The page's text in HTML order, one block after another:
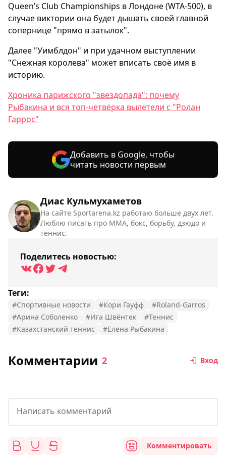
Диас Кульмухаметов
На сайте Sportarena.kz работаю больше двух лет.
Люблю писать про ММА, бокс, борьбу, дзюдо и
теннис.
Поделитесь новостью:
Теги:
#Спортивные новости #Кори Гауфф
#Roland-Garros
#Арина Соболенко
#Ига Швёнтек
#Теннис
#Казахстанский теннис
#Елена Рыбакина
Queen’s Club Championships в Лондоне (WTA-500), в
случае виктории она будет дышать своей главной
сопернице "прямо в затылок".
Далее "Уимблдон" и при удачном выступлении
"Снежная королева" может вписать своё имя в
историю.
Хроника парижского "звездопада": почему
Рыбакина и вся топ-четвёрка вылетели с "Ролан
Гаррос"
Добавить в Google, чтобы
читать новости первым
Комментарии 2 Вход
Комментировать